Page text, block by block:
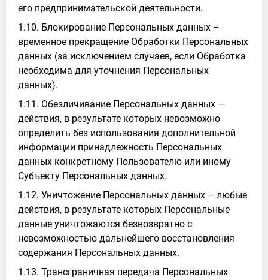
его предпринимательской деятельности.
1.10. Блокирование Персональных данных –
временное прекращение Обработки Персональных
данных (за исключением случаев, если Обработка
необходима для уточнения Персональных
данных).
1.11. Обезличивание Персональных данных —
действия, в результате которых невозможно
определить без использования дополнительной
информации принадлежность Персональных
данных конкретному Пользователю или иному
Субъекту Персональных данных.
1.12. Уничтожение Персональных данных – любые
действия, в результате которых Персональные
данные уничтожаются безвозвратно с
невозможностью дальнейшего восстановления
содержания Персональных данных.
1.13. Трансграничная передача Персональных